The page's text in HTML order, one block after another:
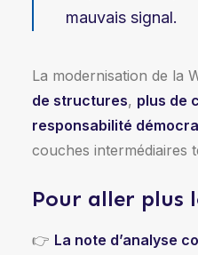
mauvais signal.
La modernisation de la
de structures, plus de
responsabilité
couches intermédiaires
Pour aller plus
👉 La note d’analyse